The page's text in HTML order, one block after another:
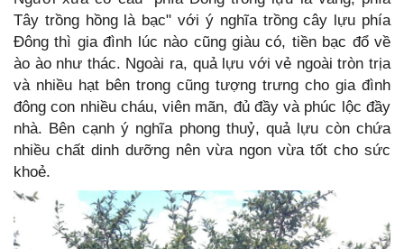
Tây trồng hồng là bạc" với ý nghĩa trồng cây lựu phía
Đông thì gia đình lúc nào cũng giàu có, tiền bạc đổ về
ào ào như thác. Ngoài ra, quả lựu với vẻ ngoài tròn trịa
và nhiều hạt bên trong cũng tượng trưng cho gia đình
đông con nhiều cháu, viên mãn, đủ đầy và phúc lộc đầy
nhà. Bên cạnh ý nghĩa phong thuỷ, quả lựu còn chứa
nhiều chất dinh dưỡng nên vừa ngon vừa tốt cho sức
khoẻ.